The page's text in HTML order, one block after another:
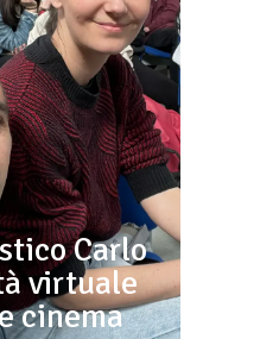
Carlo
virtuale
cinema